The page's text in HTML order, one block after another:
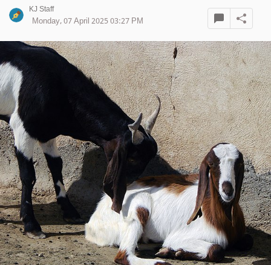
KJ Staff
Monday, 07 April 2025 03:27 PM